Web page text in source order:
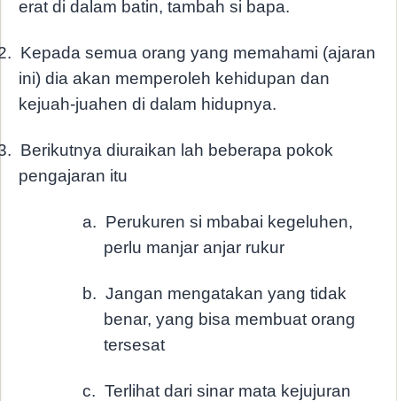
erat di dalam batin, tambah si bapa.
Kepada semua orang yang memahami (ajaran
ini) dia akan memperoleh kehidupan dan
kejuah-juahen di dalam hidupnya.
Berikutnya diuraikan lah beberapa pokok
pengajaran itu
a. Perukuren si mbabai kegeluhen,
perlu manjar anjar rukur
b. Jangan mengatakan yang tidak
benar, yang bisa membuat orang
tersesat
c. Terlihat dari sinar mata kejujuran